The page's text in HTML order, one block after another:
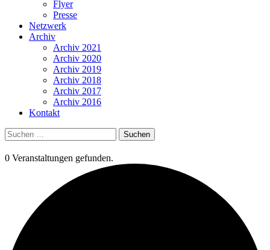
Flyer
Presse
Netzwerk
Archiv
Archiv 2021
Archiv 2020
Archiv 2019
Archiv 2018
Archiv 2017
Archiv 2016
Kontakt
Suchen
nach:
0 Veranstaltungen gefunden.